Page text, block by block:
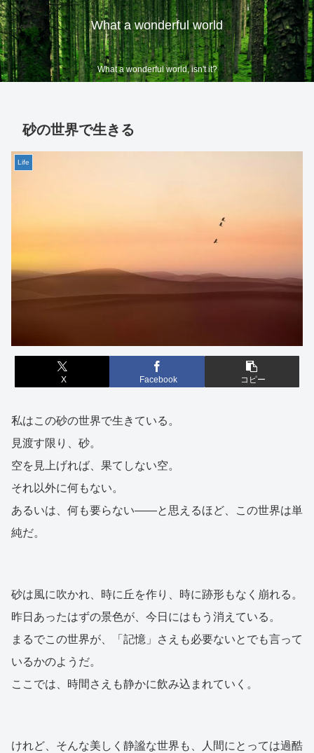
What a wonderful world
What a wonderful world, isn't it?
砂の世界で生きる
Life
X Facebook コピー
私はこの砂の世界で生きている。
見渡す限り、砂。
空を見上げれば、果てしない空。
それ以外に何もない。
あるいは、何も要らない——と思えるほど、この世界は単
純だ。
砂は風に吹かれ、時に丘を作り、時に跡形もなく崩れる。
昨日あったはずの景色が、今日にはもう消えている。
まるでこの世界が、「記憶」さえも必要ないとでも言って
いるかのようだ。
ここでは、時間さえも静かに飲み込まれていく。
けれど、そんな美しく静謐な世界も、人間にとっては過酷